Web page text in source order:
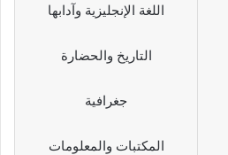
اللغة الإنجليزية وآدابها
التاريخ والحضارة
جغرافية
المكتبات والمعلومات